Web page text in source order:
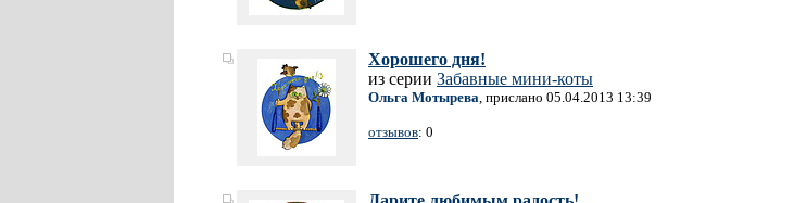
Хорошего дня!
из серии Забавные мини-коты
Ольга Мотырева, прислано 05.04.2013 13:39
отзывов: 0